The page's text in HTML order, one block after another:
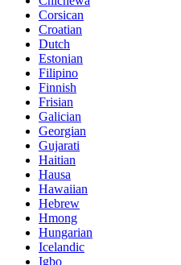
Corsican
Croatian
Dutch
Estonian
Filipino
Finnish
Frisian
Galician
Georgian
Gujarati
Haitian
Hausa
Hawaiian
Hebrew
Hmong
Hungarian
Icelandic
Igbo